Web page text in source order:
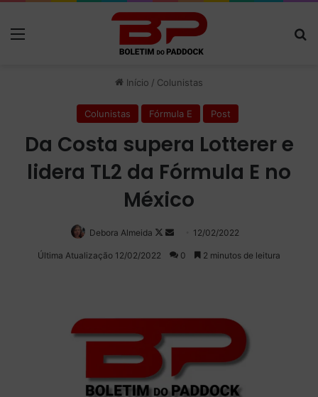
Início / Colunistas
Colunistas Fórmula E Post
Da Costa supera Lotterer e
lidera TL2 da Fórmula E no
México
Debora Almeida
Follow
on
Mande
um
12/02/2022
Última Atualização 12/02/2022 0 2 minutos de leitura